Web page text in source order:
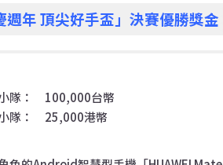
週年 頂尖好手盃」決賽優勝獎
隊： 100,000台幣
隊： 25,000港幣